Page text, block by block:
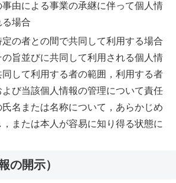
由による事業の承継に伴って個人情
場合
の者との間で共同して利用する場合
旨並びに共同して利用される個人情
して利用する者の範囲，利用する者
び当該個人情報の管理について責任
氏名または名称について，あらかじめ
または本人が容易に知り得る状態に
の開示）